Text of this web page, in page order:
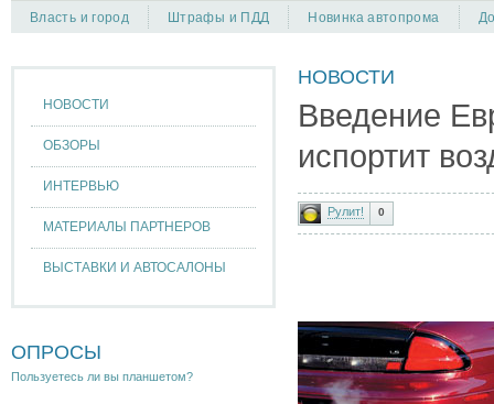
КРЫМ РЕСПУБЛИКА(412)
АВТОМОБИЛИ С ПРОБЕГОМ
ТАКСИ(278)
+ ДОБАВИТЬ КОМПАНИЮ
Власть и город Штрафы и ПДД Новинка автопрома
НОВОСТИ
ОБЗОРЫ
ИНТЕРВЬЮ
МАТЕРИАЛЫ ПАРТНЕРОВ
ВЫСТАВКИ И АВТОСАЛОНЫ
ОПРОСЫ
Пользуетесь ли вы планшетом?
НОВОСТИ
Введение
испортит
Рулит! 0